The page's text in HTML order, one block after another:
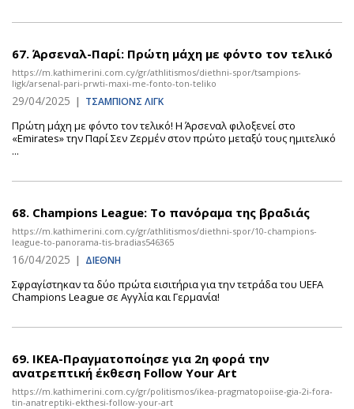
67. Άρσεναλ-Παρί: Πρώτη μάχη με φόντο τον τελικό
https://m.kathimerini.com.cy/gr/athlitismos/diethni-spor/tsampions-
ligk/arsenal-pari-prwti-maxi-me-fonto-ton-teliko
29/04/2025 | ΤΣΑΜΠΙΟΝΣ ΛΙΓΚ
Πρώτη μάχη με φόντο τον τελικό! Η Άρσεναλ φιλοξενεί στο
«Emirates» την Παρί Σεν Ζερμέν στον πρώτο μεταξύ τους ημιτελικό
...
68. Champions League: Το πανόραμα της βραδιάς
https://m.kathimerini.com.cy/gr/athlitismos/diethni-spor/10-champions-
league-to-panorama-tis-bradias546365
16/04/2025 | ΔΙΕΘΝΗ
Σφραγίστηκαν τα δύο πρώτα εισιτήρια για την τετράδα του UEFA
Champions League σε Αγγλία και Γερμανία!
69. ΙΚΕΑ-Πραγματοποίησε για 2η φορά την
ανατρεπτική έκθεση Follow Your Art
https://m.kathimerini.com.cy/gr/politismos/ikea-pragmatopoiise-gia-2i-fora-
tin-anatreptiki-ekthesi-follow-your-art